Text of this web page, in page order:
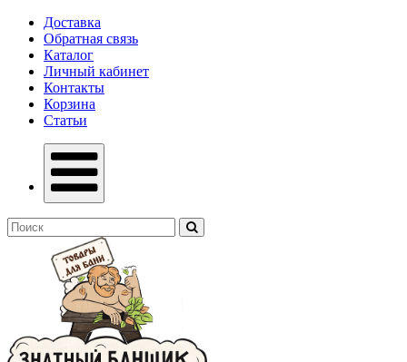
Доставка
Обратная связь
Каталог
Личный кабинет
Контакты
Корзина
Статьи